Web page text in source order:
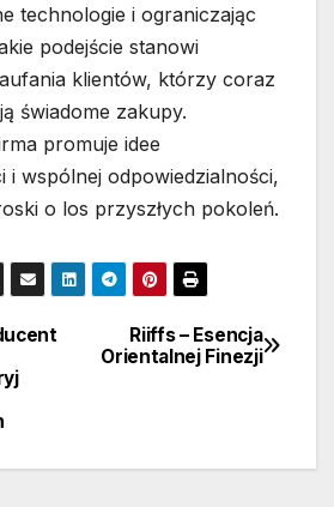
technologie i ograniczając
podejście stanowi
klientów, którzy coraz
świadome zakupy.
promuje idee
i wspólnej odpowiedzialności,
o los przyszłych pokoleń.
Riiffs – Esencja
Orientalnej Finezji